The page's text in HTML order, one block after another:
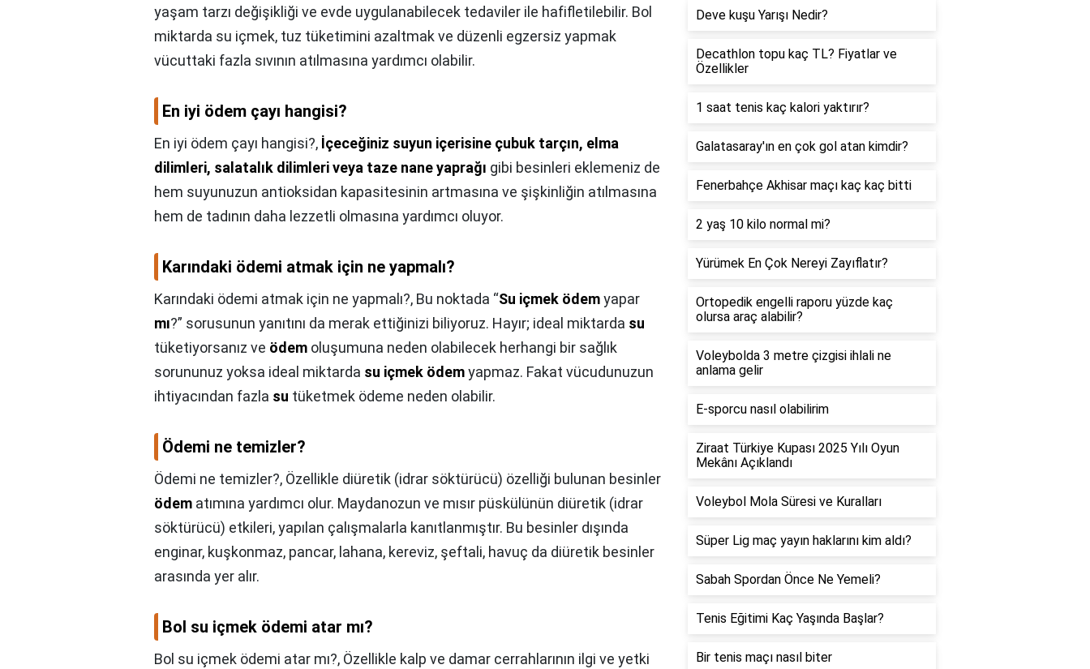
yaşam tarzı değişikliği ve evde uygulanabilecek tedaviler ile hafifletilebilir. Bol
miktarda su içmek, tuz tüketimini azaltmak ve düzenli egzersiz yapmak
vücuttaki fazla sıvının atılmasına yardımcı olabilir.
En iyi ödem çayı hangisi?
En iyi ödem çayı hangisi?, İçeceğiniz suyun içerisine çubuk tarçın, elma
dilimleri, salatalık dilimleri veya taze nane yaprağı gibi besinleri eklemeniz de
hem suyunuzun antioksidan kapasitesinin artmasına ve şişkinliğin atılmasına
hem de tadının daha lezzetli olmasına yardımcı oluyor.
Karındaki ödemi atmak için ne yapmalı?
Karındaki ödemi atmak için ne yapmalı?, Bu noktada “Su içmek ödemyapar
mı?” sorusunun yanıtını da merak ettiğinizi biliyoruz. Hayır; ideal miktarda su
tüketiyorsanız ve ödem oluşumuna neden olabilecek herhangi bir sağlık
sorununuz yoksa ideal miktarda su içmek ödemyapmaz. Fakat vücudunuzun
ihtiyacından fazla su tüketmek ödeme neden olabilir.
Ödemi ne temizler?
Ödemi ne temizler?, Özellikle diüretik (idrar söktürücü) özelliği bulunan besinler
ödem atımına yardımcı olur. Maydanozun ve mısır püskülünün diüretik (idrar
söktürücü) etkileri, yapılan çalışmalarla kanıtlanmıştır. Bu besinler dışında
enginar, kuşkonmaz, pancar, lahana, kereviz, şeftali, havuç da diüretik besinler
arasında yer alır.
Bol su içmek ödemi atar mı?
Bol su içmek ödemi atar mı?, Özellikle kalp ve damar cerrahlarının ilgi ve yetki
Deve kuşu Yarışı Nedir?
Decathlon topu kaç TL? Fiyatlar ve
Özellikler
1 saat tenis kaç kalori yaktırır?
Galatasaray'ın en çok gol atan kimdir?
Fenerbahçe Akhisar maçı kaç kaç bitti
2 yaş 10 kilo normal mi?
Yürümek En Çok Nereyi Zayıflatır?
Ortopedik engelli raporu yüzde kaç
olursa araç alabilir?
Voleybolda 3 metre çizgisi ihlali ne
anlama gelir
E-sporcu nasıl olabilirim
Ziraat Türkiye Kupası 2025 Yılı Oyun
Mekânı Açıklandı
Voleybol Mola Süresi ve Kuralları
Süper Lig maç yayın haklarını kim aldı?
Sabah Spordan Önce Ne Yemeli?
Tenis Eğitimi Kaç Yaşında Başlar?
Bir tenis maçı nasıl biter